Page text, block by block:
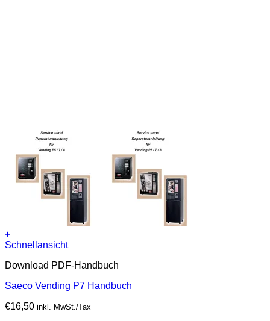
+
Schnellansicht
Download PDF-Handbuch
Saeco Vending P7 Handbuch
€16,50 inkl. MwSt./Tax